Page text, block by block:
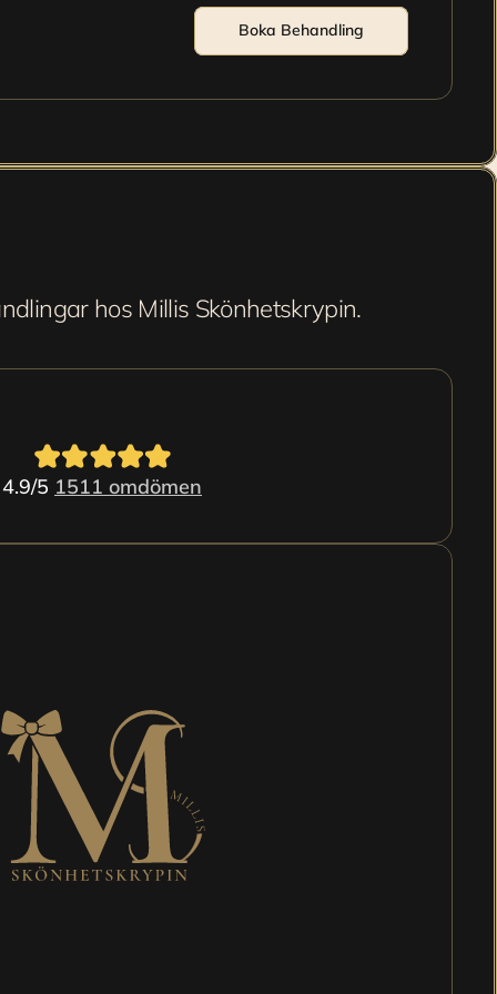
hos Millis Skönhetskrypin.
4.9/5 1511 omdömen
Boka Behandling